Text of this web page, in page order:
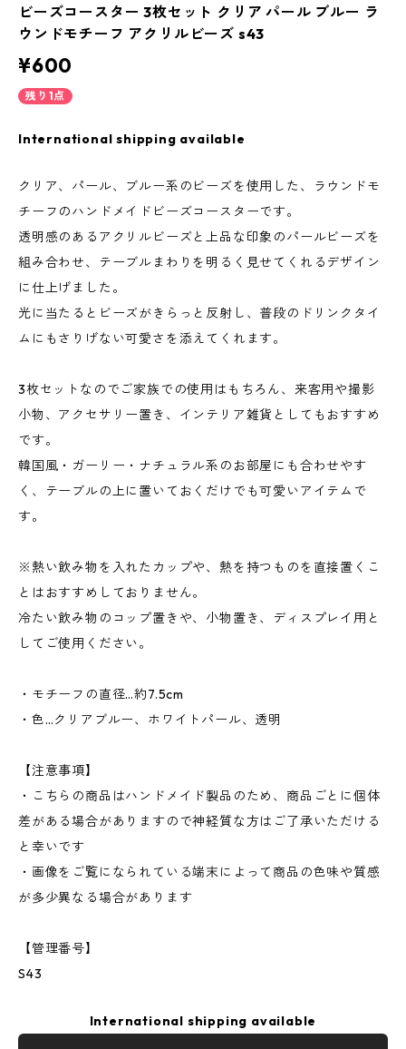
ビーズコースター 3枚セット クリア パール ブルー ラ
ウンドモチーフ アクリルビーズ s43
¥600
残り1点
International shipping available
クリア、パール、ブルー系のビーズを使用した、ラウンドモ
チーフのハンドメイドビーズコースターです。
透明感のあるアクリルビーズと上品な印象のパールビーズを
組み合わせ、テーブルまわりを明るく見せてくれるデザイン
に仕上げました。
光に当たるとビーズがきらっと反射し、普段のドリンクタイ
ムにもさりげない可愛さを添えてくれます。
3枚セットなのでご家族での使用はもちろん、来客用や撮影
小物、アクセサリー置き、インテリア雑貨としてもおすすめ
です。
韓国風・ガーリー・ナチュラル系のお部屋にも合わせやす
く、テーブルの上に置いておくだけでも可愛いアイテムで
す。
※熱い飲み物を入れたカップや、熱を持つものを直接置くこ
とはおすすめしておりません。
冷たい飲み物のコップ置きや、小物置き、ディスプレイ用と
してご使用ください。
・モチーフの直径…約7.5cm
・色…クリアブルー、ホワイトパール、透明
【注意事項】
・こちらの商品はハンドメイド製品のため、商品ごとに個体
差がある場合がありますので神経質な方はご了承いただける
と幸いです
・画像をご覧になられている端末によって商品の色味や質感
が多少異なる場合があります
【管理番号】
S43
International shipping available